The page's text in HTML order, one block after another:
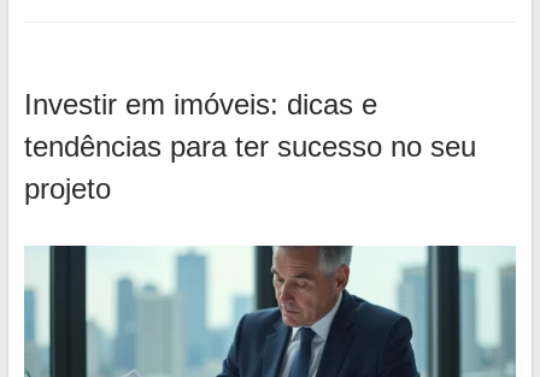
Investir em imóveis: dicas e
tendências para ter sucesso no seu
projeto